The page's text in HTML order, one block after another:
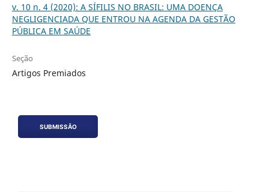
v. 10 n. 4 (2020): A SÍFILIS NO BRASIL: UMA DOENÇA
NEGLIGENCIADA QUE ENTROU NA AGENDA DA GESTÃO
PÚBLICA EM SAÚDE
Seção
Artigos Premiados
SUBMISSÃO